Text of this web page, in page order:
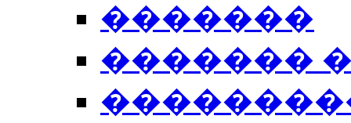
�������
�������